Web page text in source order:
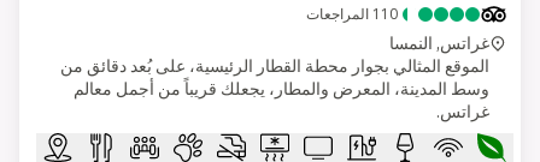
110 المراجعات
غراتس, النمسا
الموقع المثالي بجوار محطة القطار الرئيسية، على بُعد دقائق من
وسط المدينة، المعرض والمطار، يجعلك قريباً من أجمل معالم
غراتس.